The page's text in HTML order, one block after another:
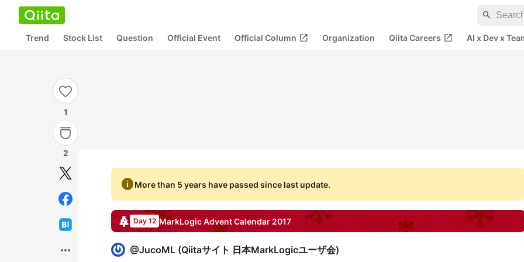
search
Trend Stock List Question Official Event Official Column open_in_new Organization Qiita Careers open_in_new AI x Dev x
1
2
more_horiz
infoMore than 5 years have passed since last update.
Day 12 MarkLogicAdvent Calendar 2017
@JucoML (Qiitaサイト 日本MarkLogicユーザ会)